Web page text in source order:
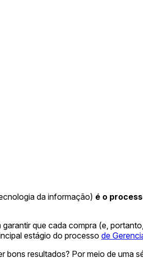
da informação) é o
que cada compra (e,
estágio do processo de
resultados? Por meio de uma